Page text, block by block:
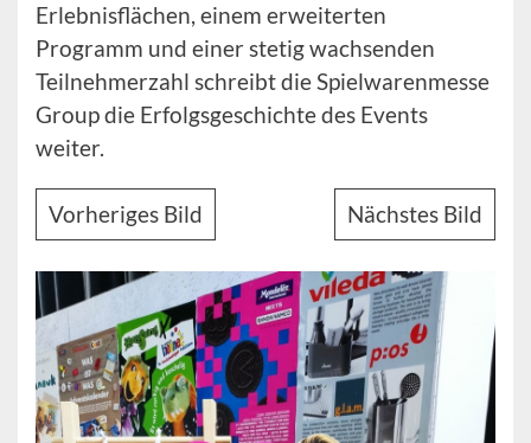
Erlebnisflächen, einem erweiterten
Programm und einer stetig wachsenden
Teilnehmerzahl schreibt die Spielwarenmesse
Group die Erfolgsgeschichte des Events
weiter.
Vorheriges Bild Nächstes Bild